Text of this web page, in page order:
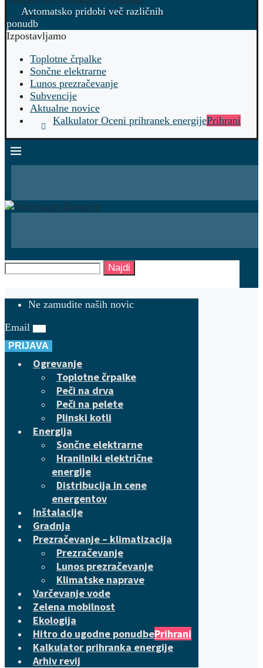
Avtomatsko pridobi več različnih
ponudb
Izpostavljamo
Toplotne črpalke
Sončne elektrarne
Lunos prezračevanje
Subvencije
Aktualne novice
Kalkulator Oceni prihranek energijePrihrani
Najdi
Ne zamudite naših novic
Email
PRIJAVA
Ogrevanje
Toplotne črpalke
Peči na drva
Peči na pelete
Plinski kotli
Energija
Sončne elektrarne
Hranilniki električne
energije
Distribucija in cene
energentov
Inštalacije
Gradnja
Prezračevanje – klimatizacija
Prezračevanje
Lunos prezračevanje
Klimatske naprave
Varčevanje vode
Zelena mobilnost
Ekologija
Hitro do ugodne ponudbePrihrani
Kalkulator prihranka energije
Arhiv revij